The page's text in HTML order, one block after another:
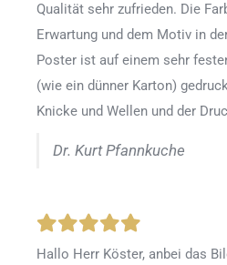
Qualität sehr zufrieden. Die
Erwartung und dem Motiv in
Poster ist auf einem sehr
(wie ein dünner Karton)
Knicke und Wellen und der
Dr. Kurt Pfannkuche
Hallo Herr Köster, anbei das